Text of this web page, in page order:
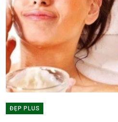
ĐẸP PLUS